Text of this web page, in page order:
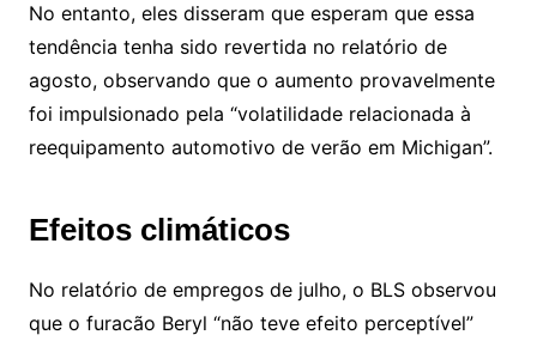
No entanto, eles disseram que esperam que essa
tendência tenha sido revertida no relatório de
agosto, observando que o aumento provavelmente
foi impulsionado pela “volatilidade relacionada à
reequipamento automotivo de verão em Michigan”.
Efeitos climáticos
No relatório de empregos de julho, o BLS observou
que o furacão Beryl “não teve efeito perceptível”